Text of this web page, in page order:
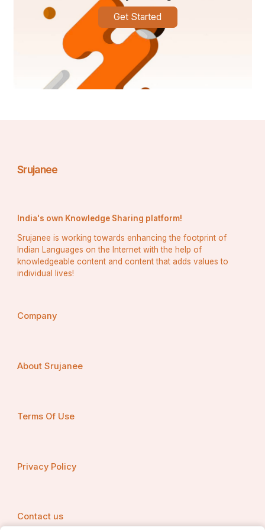
ତେଣୁ ସମାଜ ଗଠନ ଭଳି ଉଚ୍ଚାଭିଲାଶି ହେବା ଆଗରୁ ଆମକୁ
ପରିବାର ଗଠନ ଏବଂ ସୁଖକର ଦାମ୍ପତ୍ୟ ଜୀବନ ଗଠନ
ଉପରେ ଧ୍ୟାନ ଦେବା ଆବଶ୍ୟକ | ଯେମିତି ସମାଜରେ ନାରୀ
ଓ ପୁରୁଷର ଉଭୟ ଅବଦାନ ଏବଂ ଉଭୟ ମର୍ଯ୍ୟାଦା ରହିଥାଏ,
ପରିବାରରେ ଏବଂ ସ୍ଵାମୀ ସ୍ତ୍ରୀ ସମ୍ପର୍କରେ ମଧ୍ୟ
ବିଶାଖାପାଟଣା
Get Started
Srujanee
India's own Knowledge Sharing platform!
Srujanee is working towards enhancing the footprint of
Indian Languages on the Internet with the help of
knowledgeable content and content that adds values to
individual lives!
Company
About Srujanee
Terms Of Use
Privacy Policy
Contact us